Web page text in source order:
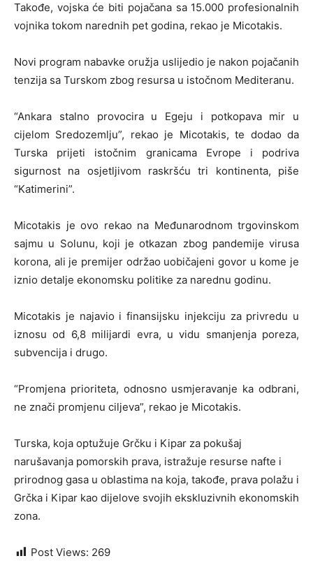
Takođe, vojska će biti pojačana sa 15.000 profesionalnih
vojnika tokom narednih pet godina, rekao je Micotakis.
Novi program nabavke oružja uslijedio je nakon pojačanih
tenzija sa Turskom zbog resursa u istočnom Mediteranu.
“Ankara stalno provocira u Egeju i potkopava mir u
cijelom Sredozemlju”, rekao je Micotakis, te dodao da
Turska prijeti istočnim granicama Evrope i podriva
sigurnost na osjetljivom raskršću tri kontinenta, piše
“Katimerini”.
Micotakis je ovo rekao na Međunarodnom trgovinskom
sajmu u Solunu, koji je otkazan zbog pandemije virusa
korona, ali je premijer održao uobičajeni govor u kome je
iznio detalje ekonomsku politike za narednu godinu.
Micotakis je najavio i finansijsku injekciju za privredu u
iznosu od 6,8 milijardi evra, u vidu smanjenja poreza,
subvencija i drugo.
“Promjena prioriteta, odnosno usmjeravanje ka odbrani,
ne znači promjenu ciljeva”, rekao je Micotakis.
Turska, koja optužuje Grčku i Kipar za pokušaj
narušavanja pomorskih prava, istražuje resurse nafte i
prirodnog gasa u oblastima na koja, takođe, prava polažu i
Grčka i Kipar kao dijelove svojih ekskluzivnih ekonomskih
zona.
Post Views: 269